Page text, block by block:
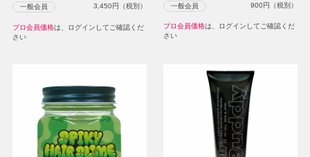
一般会員 3,450円（税別）
プロ会員価格は、ログインしてご確認くだ
さい
一般会員 900円（税別）
プロ会員価格は、ログインしてご確認くだ
さい